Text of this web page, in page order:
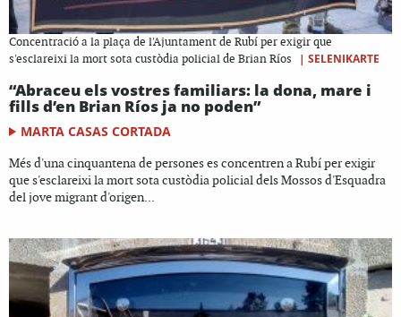
Concentració a la plaça de l'Ajuntament de Rubí per exigir que
s'esclareixi la mort sota custòdia policial de Brian Ríos
| SELENIKARTE
“Abraceu els vostres familiars: la dona, mare i
fills d’en Brian Ríos ja no poden”
MARTA CASAS CORTADA
Més d'una cinquantena de persones es concentren a Rubí per exigir
que s'esclareixi la mort sota custòdia policial dels Mossos d'Esquadra
del jove migrant d'origen...